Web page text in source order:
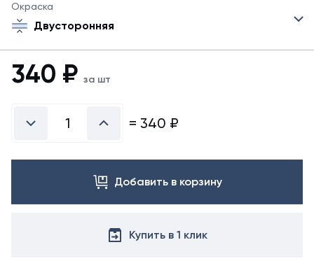
цвета
Окраска
Двусторонняя
340 ₽ за шт
= 340 ₽
Добавить в корзину
Купить в 1 клик